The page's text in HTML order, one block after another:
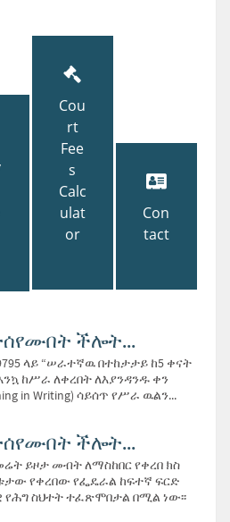
Cou
rt
Fee
s
Calc
ulat
or
Con
tact
ችሎት...
ላይ “ሠራተኛዉ በተከታታይ ከ5 ቀናት
ከሥራ ለቀረበት ለእያንዳንዱ ቀን
in Writing) ሳይሰጥ የሥራ ዉልን...
ችሎት...
ይዞታ መብት ለማስከበር የቀረበ ክስ
የቀረበው የፌዴራል ከፍተኛ ፍርድ
ስህተት ተፈጽሞበታል በሚል ነው፡፡